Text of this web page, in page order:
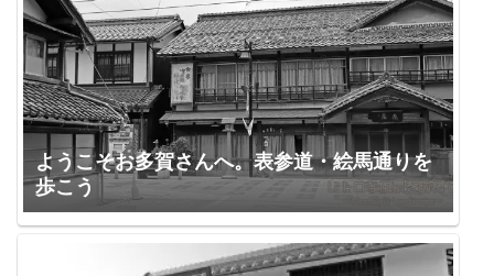
ようこそお多賀さんへ。表参道・絵馬通りを
歩こう